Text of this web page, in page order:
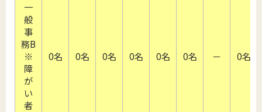
一
般
事
務B
※
障
が
い
者
0名 0名 0名 0名 0名 0名 － 0名